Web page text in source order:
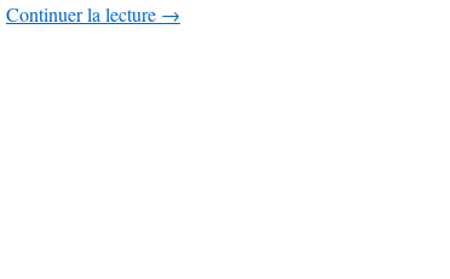
Continuer la lecture →